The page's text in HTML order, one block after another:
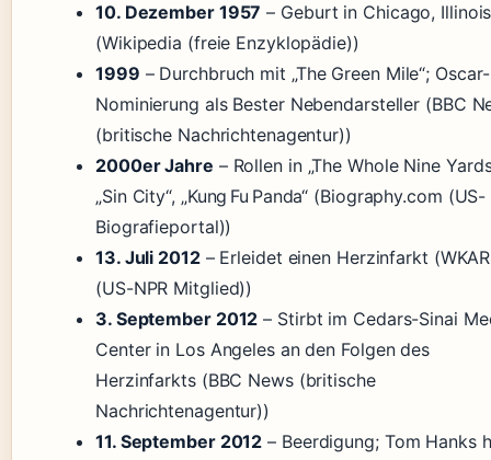
10. Dezember 1957 – Geburt in Chicago, Illinois
(Wikipedia (freie Enzyklopädie))
1999 – Durchbruch mit „The Green Mile“; Oscar-
Nominierung als Bester Nebendarsteller (BBC
(britische Nachrichtenagentur))
2000er Jahre – Rollen in „The Whole Nine
„Sin City“, „Kung Fu Panda“ (Biography.com (US-
Biografieportal))
13. Juli 2012– Erleidet einen Herzinfarkt (WKAR
(US-NPR Mitglied))
3. September 2012 – Stirbt im Cedars-Sinai
Center in Los Angeles an den Folgen des
Herzinfarkts (BBC News (britische
Nachrichtenagentur))
11. September 2012 – Beerdigung; Tom Hanks